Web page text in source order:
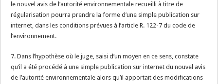
le nouvel avis de l’autorité environnementale recueilli à titre de
régularisation pourra prendre la forme d’une simple publication sur
internet, dans les conditions prévues à l’article R. 122-7 du code de
l’environnement.
7. Dans l’hypothèse où le juge, saisi d’un moyen en ce sens, constate
qu’il a été procédé à une simple publication sur internet du nouvel avis
de l’autorité environnementale alors qu’il apportait des modifications